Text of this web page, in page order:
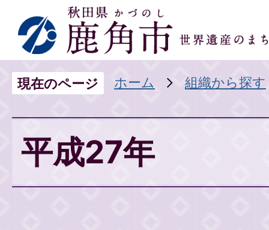
現在のページ ホーム 組織から探す
平成27年